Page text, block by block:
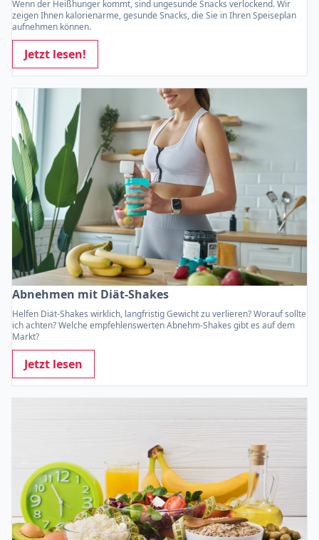
Wenn der Heißhunger kommt, sind ungesunde Snacks verlockend. Wir
zeigen Ihnen kalorienarme, gesunde Snacks, die Sie in Ihren Speiseplan
aufnehmen können.
Jetzt lesen!
Abnehmen mit Diät-Shakes
Helfen Diät-Shakes wirklich, langfristig Gewicht zu verlieren? Worauf sollte
ich achten? Welche empfehlenswerten Abnehm-Shakes gibt es auf dem
Markt?
Jetzt lesen